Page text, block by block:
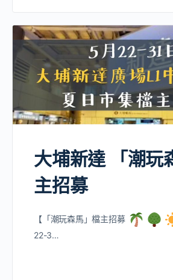
大埔新達 「潮玩
主招募
【「潮玩森馬」檔主招募
22-3…